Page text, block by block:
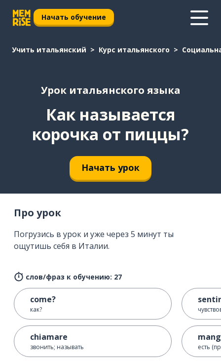
Начать обучение
Учить итальянский Курс итальянского
Урок итальянского языка
Как называется
корочка от пиццы?
Начать урок
Про урок
Погрузись в урок и уже через 5 минут ты
ощутишь себя в Италии.
слов/фраз к обучению: 27
come?
как?
chiamare
звонить; называть есть